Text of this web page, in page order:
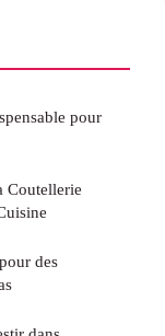
pour
Coutellerie
des